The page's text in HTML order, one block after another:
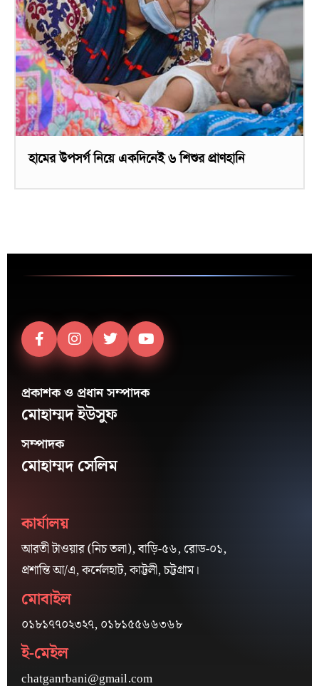
হামের উপসর্গ নিয়ে একদিনেই ৬ শিশুর প্রাণহানি
প্রকাশক ও প্রধান সম্পাদক
মোহাম্মদ ইউসুফ
সম্পাদক
মোহাম্মদ সেলিম
কার্যালয়
আরতী টাওয়ার (নিচ তলা), বাড়ি-৫৬, রোড-০১,
প্রশান্তি আ/এ, কর্নেলহাট, কাট্টলী, চট্টগ্রাম।
মোবাইল
০১৮১৭৭০২৩২৭, ০১৮১৫৫৬৬৩৬৮
ই-মেইল
chatganrbani@gmail.com